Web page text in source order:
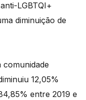
LGBTQI+
diminuição de
comunidade
12,05%
entre 2019 e